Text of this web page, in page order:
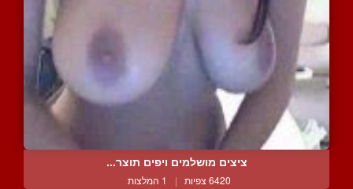
ציצים מושלמים ויפים תוצר...
6420 צפיות | 1 המלצות